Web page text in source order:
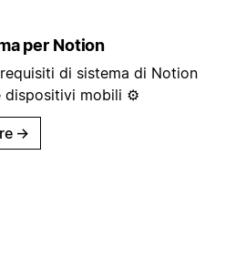
per Notion
di sistema di Notion
dispositivi mobili ⚙️
→